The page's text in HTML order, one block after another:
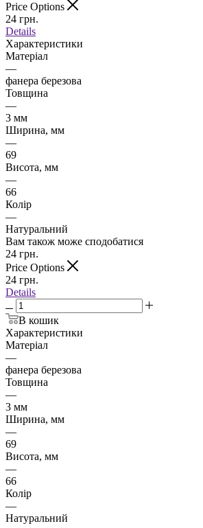
Price Options
24 грн.
Details
Характеристики
Матеріал
—
фанера березова
Товщина
—
3 мм
Ширина, мм
—
69
Висота, мм
—
66
Колір
—
Натуральний
Вам також може сподобатися
24 грн.
Price Options
24 грн.
Details
В кошик
Характеристики
Матеріал
—
фанера березова
Товщина
—
3 мм
Ширина, мм
—
69
Висота, мм
—
66
Колір
—
Натуральний